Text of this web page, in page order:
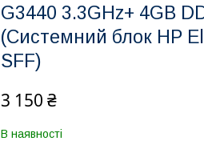
G3440 3.3GHz+ 4GB
(Системний блок HP
SFF)
3 150 ₴
В наявності